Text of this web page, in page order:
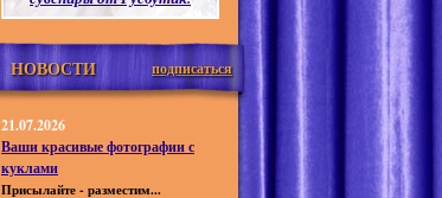
НОВОСТИ подписаться
21.07.2026
Ваши красивые фотографии с
куклами
Присылайте - разместим...